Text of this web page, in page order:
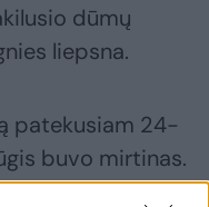
dūmų
liepsna.
patekusiam 24-
buvo mirtinas.
vejos į aikštę